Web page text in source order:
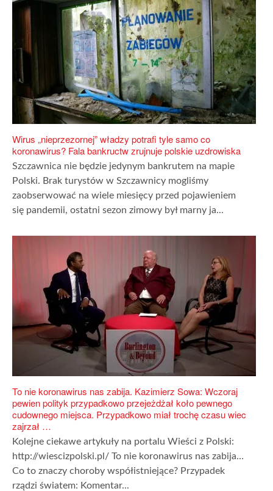
Wirus „nieprzezornej” władzy potrafi tyle samo co
koronawirus? Fala bankructw zrujnuje polskie uzdrowiska
Szczawnica nie będzie jedynym bankrutem na mapie
Polski. Brak turystów w Szczawnicy mogliśmy
zaobserwować na wiele miesięcy przed pojawieniem
się pandemii, ostatni sezon zimowy był marny ja...
To nie koronawirus nas zabija. Kazimierz Sowa: Wczoraj
pewien polityk przypadkowo przejeżdżał koło pewnego
cudownego miejsca. Przypadkowo miał trochę czasu wiec
zajrzał …
Kolejne ciekawe artykuły na portalu Wieści z Polski:
http://wiescizpolski.pl/ To nie koronawirus nas zabija…
Co to znaczy choroby współistniejące? Przypadek
rządzi światem: Komentar...